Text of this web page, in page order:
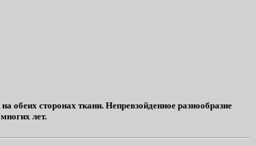
сторонах ткани. Непревзойденное разнообразие
лет.